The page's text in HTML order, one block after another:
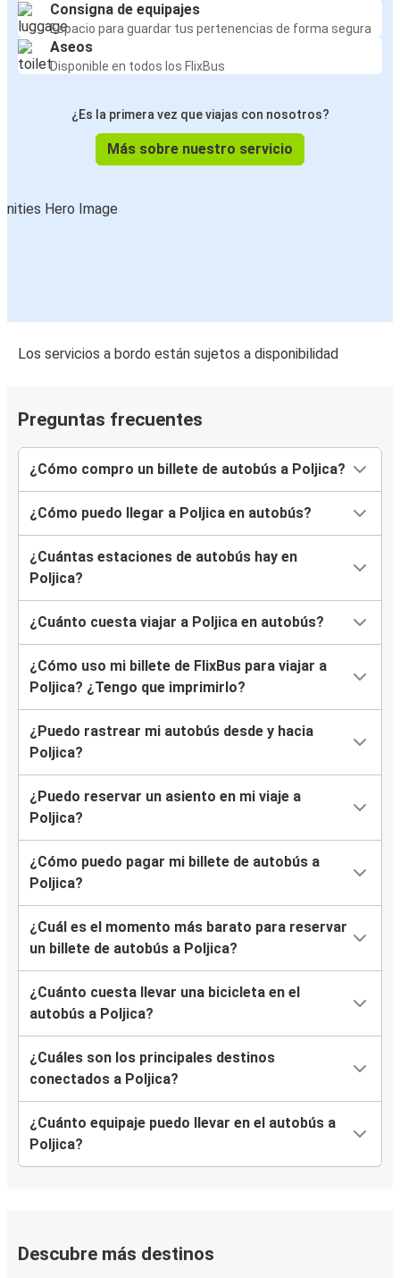
Consigna de equipajes
Espacio para guardar tus pertenencias de forma segura
Aseos
Disponible en todos los FlixBus
¿Es la primera vez que viajas con nosotros?
Más sobre nuestro servicio
Los servicios a bordo están sujetos a disponibilidad
Preguntas frecuentes
¿Cómo compro un billete de autobús a Poljica?
¿Cómo puedo llegar a Poljica en autobús?
¿Cuántas estaciones de autobús hay en
Poljica?
¿Cuánto cuesta viajar a Poljica en autobús?
¿Cómo uso mi billete de FlixBus para viajar a
Poljica? ¿Tengo que imprimirlo?
¿Puedo rastrear mi autobús desde y hacia
Poljica?
¿Puedo reservar un asiento en mi viaje a
Poljica?
¿Cómo puedo pagar mi billete de autobús a
Poljica?
¿Cuál es el momento más barato para reservar
un billete de autobús a Poljica?
¿Cuánto cuesta llevar una bicicleta en el
autobús a Poljica?
¿Cuáles son los principales destinos
conectados a Poljica?
¿Cuánto equipaje puedo llevar en el autobús a
Poljica?
Descubre más destinos